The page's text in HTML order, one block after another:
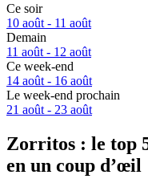
Ce soir
10 août - 11 août
Demain
11 août - 12 août
Ce week-end
14 août - 16 août
Le week-end prochain
21 août - 23 août
Zorritos : le top
en un coup d’œil